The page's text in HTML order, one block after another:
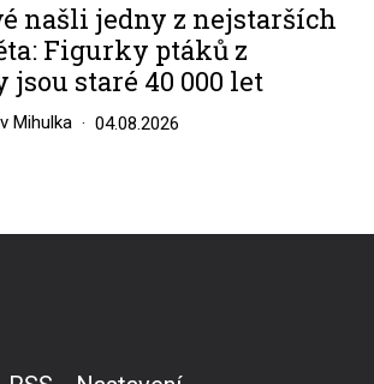
našli jedny z nejstarších
Figurky ptáků z
staré 40 000 let
Mihulka 04.08.2026